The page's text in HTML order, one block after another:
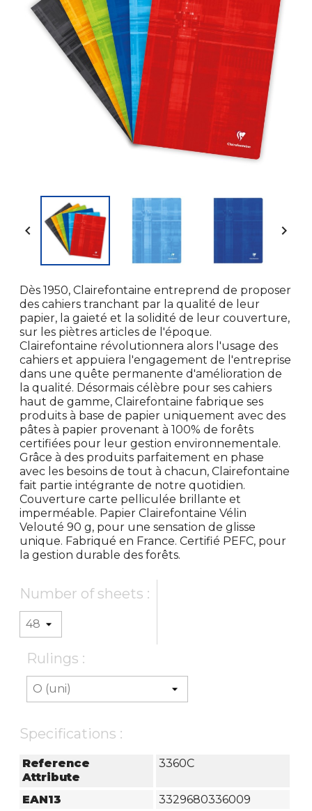
 
Dès 1950, Clairefontaine entreprend de proposer
des cahiers tranchant par la qualité de leur
papier, la gaieté et la solidité de leur couverture,
sur les piètres articles de l'époque.
Clairefontaine révolutionnera alors l'usage des
cahiers et appuiera l'engagement de l'entreprise
dans une quête permanente d'amélioration de
la qualité. Désormais célèbre pour ses cahiers
haut de gamme, Clairefontaine fabrique ses
produits à base de papier uniquement avec des
pâtes à papier provenant à 100% de forêts
certifiées pour leur gestion environnementale.
Grâce à des produits parfaitement en phase
avec les besoins de tout à chacun, Clairefontaine
fait partie intégrante de notre quotidien.
Couverture carte pelliculée brillante et
imperméable. Papier Clairefontaine Vélin
Velouté 90 g, pour une sensation de glisse
unique. Fabriqué en France. Certifié PEFC, pour
la gestion durable des forêts.
Number of sheets :
Rulings :
Specifications :
Reference
Attribute
3360C
EAN13
3329680336009